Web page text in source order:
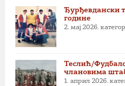
Ђурђевдански
године
2. мај 2026.
Теслић/
члановима
1. април 2026.